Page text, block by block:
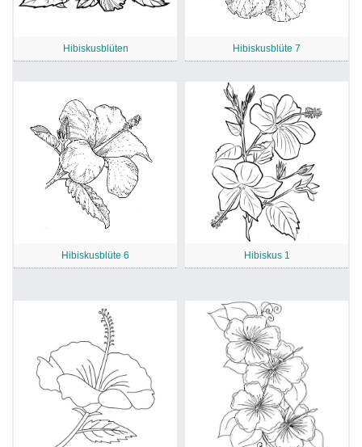
Hibiskusblüten Hibiskusblüte 7
Hibiskusblüte 6 Hibiskus 1